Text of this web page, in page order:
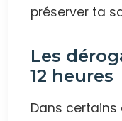
préserver ta
Les
12 heures
Dans